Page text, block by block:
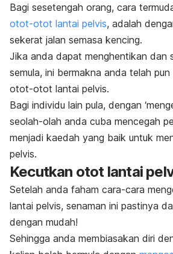
Bagi sesetengah orang, cara
otot-otot lantai pelvis, adalah
sekerat jalan semasa kencing.
Jika anda dapat menghentikan dan
semula, ini bermakna anda telah pun
otot-otot lantai pelvis.
Bagi individu lain pula, dengan
seolah-olah anda cuba mencegah
menjadi kaedah yang baik untuk
pelvis.
Kecutkan otot lantai
Setelah anda faham cara-cara
lantai pelvis, senaman ini pastinya
dengan mudah!
Sehingga anda membiasakan diri